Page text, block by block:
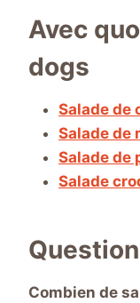
Avec
dogs
Salade de
Salade de
Salade de
Salade
Combien de